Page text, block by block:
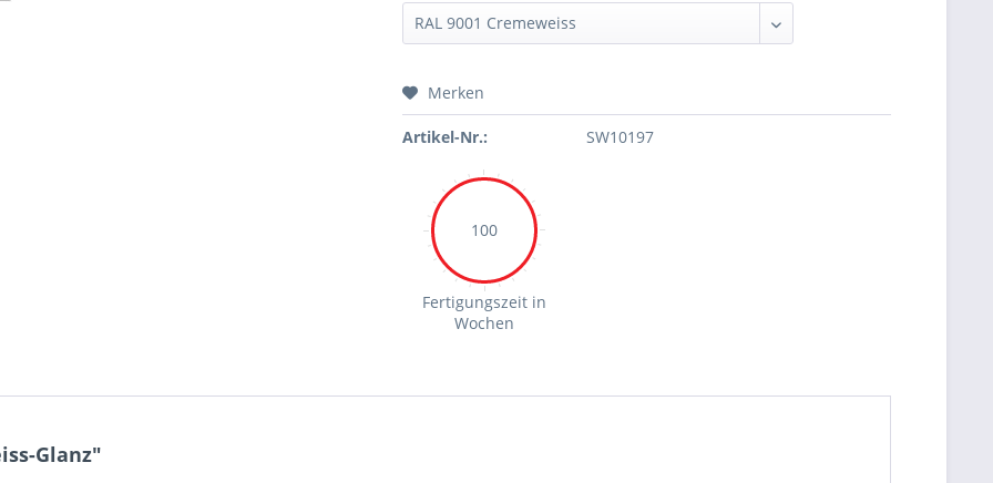
Merken
Artikel-Nr.: SW10197
100
Fertigungszeit in
Wochen
Glanz"